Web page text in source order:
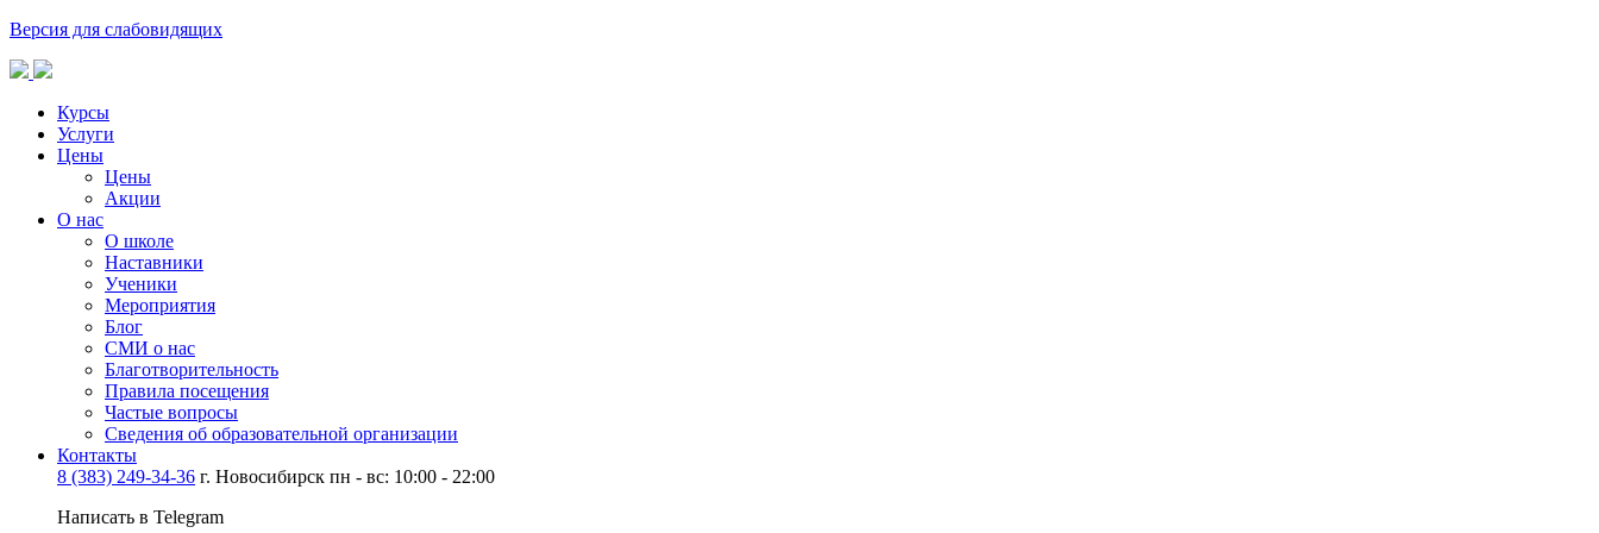
Версия для слабовидящих
Курсы
Услуги
Цены
Цены
Акции
О нас
О школе
Наставники
Ученики
Мероприятия
Блог
СМИ о нас
Благотворительность
Правила посещения
Частые вопросы
Сведения об образовательной организации
Контакты
8 (383) 249-34-36 г. Новосибирск пн - вс: 10:00 - 22:00
Написать в Telegram